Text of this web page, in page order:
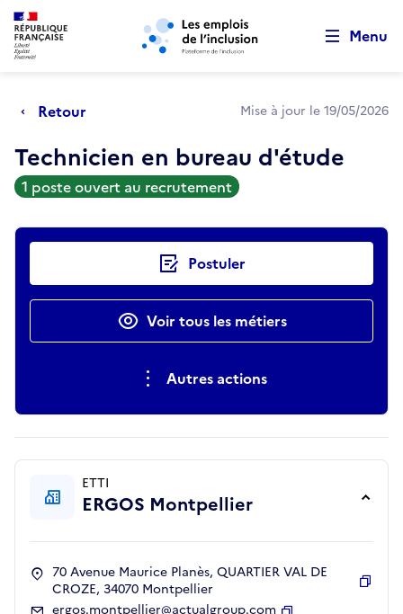
Aller au menu principal Aller au contenu principal
Menu
Retour Mise à jour le 19/05/2026
Technicien en bureau d'étude
1 poste ouvert au recrutement
Actions rapides Postuler
Voir tous les métiers
Autres actions
ETTI
ERGOS Montpellier
70 Avenue Maurice Planès, QUARTIER VAL DE
CROZE, 34070 Montpellier
Retour au début de la page
Panneau de gestion des cookies